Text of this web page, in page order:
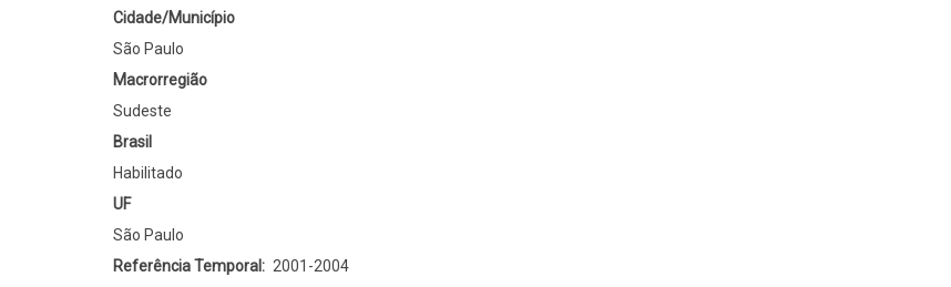
Cidade/Município
São Paulo
Macrorregião
Sudeste
Brasil
Habilitado
UF
São Paulo
Referência Temporal
2001-2004